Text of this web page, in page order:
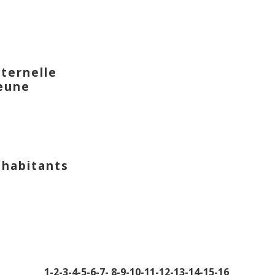
1-2-3-4-5-6-7- 8-9-10-11-12-13-14-15-16